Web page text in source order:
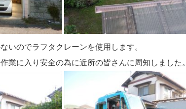
いのでラフタクレーンを使用します。
業に入り安全の為に近所の皆さんに周知しました。